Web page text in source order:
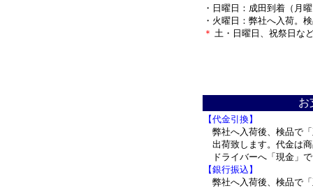
・日曜日：成田到着（月
・火曜日：弊社へ入荷。
＊ 土・日曜日、祝祭日な
お
【代金引換】
弊社へ入荷後、検品で
出荷致します。代金は
ドライバーへ「現金」
【銀行振込】
弊社へ入荷後、検品で